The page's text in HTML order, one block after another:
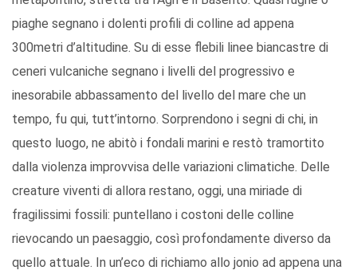
piaghe segnano i dolenti profili di colline ad appena
300metri d’altitudine. Su di esse flebili linee biancastre di
ceneri vulcaniche segnano i livelli del progressivo e
inesorabile abbassamento del livello del mare che un
tempo, fu qui, tutt’intorno. Sorprendono i segni di chi, in
questo luogo, ne abitò i fondali marini e restò tramortito
dalla violenza improvvisa delle variazioni climatiche. Delle
creature viventi di allora restano, oggi, una miriade di
fragilissimi fossili: puntellano i costoni delle colline
rievocando un paesaggio, così profondamente diverso da
quello attuale. In un’eco di richiamo allo jonio ad appena una